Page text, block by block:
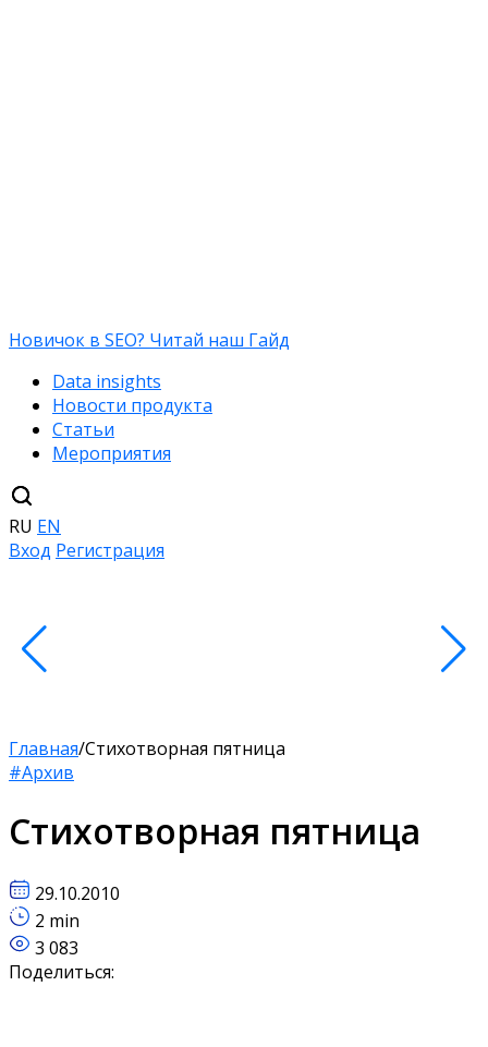
Новичок в SEO? Читай наш Гайд
Data insights
Новости продукта
Статьи
Мероприятия
RU EN
Вход Регистрация
Главная/Стихотворная пятница
#Архив
Стихотворная пятница
29.10.2010
2 min
3 083
Поделиться: